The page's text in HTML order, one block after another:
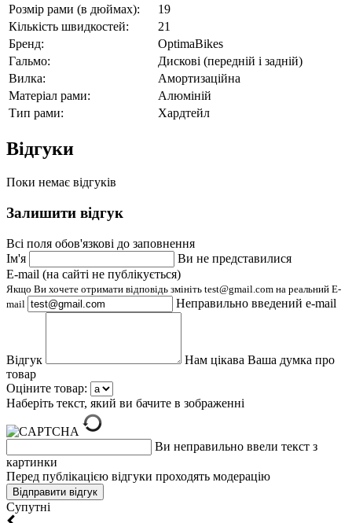
Розмір рами (в дюймах):
19
Кількість швидкостей:
21
Бренд:
OptimaBikes
Гальмо:
Дискові (передній і задній)
Вилка:
Амортизаційна
Матеріал рами:
Алюміній
Тип рами:
Хардтейл
Відгуки
Поки немає відгуків
Залишити відгук
Всі поля обов'язкові до заповнення
Ім'я
Ви не представилися
E-mail (на сайті не публікується)
Якщо Ви хочете отримати відповідь змініть test@gmail.com на реальний E-
mail
Неправильно введений e-mail
Відгук
Нам цікава Ваша думка про
товар
Оціните товар:
Наберіть текст, який ви бачите в зображенні
Ви неправильно ввели текст з
картинки
Перед публікацією відгуки проходять модерацію
Супутні